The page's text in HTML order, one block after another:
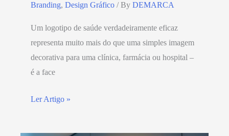
Branding, Design Gráfico / By DEMARCA
Um logotipo de saúde verdadeiramente eficaz
representa muito mais do que uma simples imagem
decorativa para uma clínica, farmácia ou hospital –
é a face
Ler Artigo »